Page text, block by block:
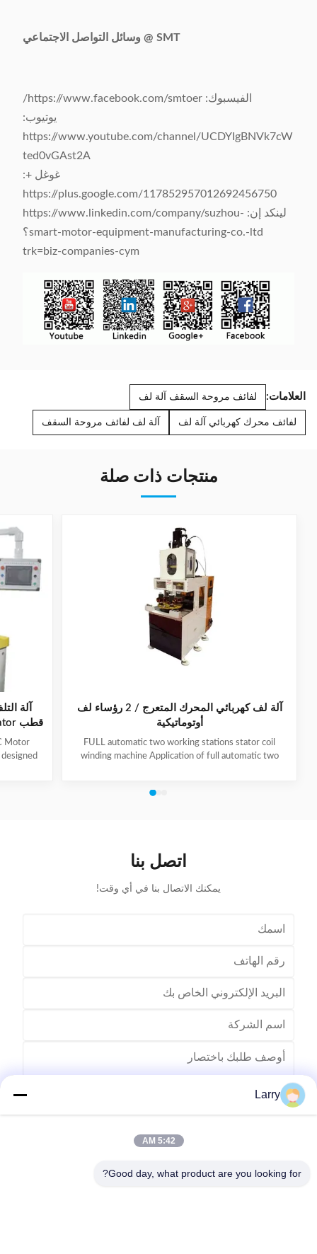
SMT @ وسائل التواصل الاجتماعي
الفيسبوك: https://www.facebook.com/smtoer/
يوتيوب:
https://www.youtube.com/channel/UCDYIgBNVk7cW
ted0vGAst2A
غوغل +:
https://plus.google.com/117852957012692456750
لينكد إن: https://www.linkedin.com/company/suzhou-
smart-motor-equipment-manufacturing-co.-ltd؟
trk=biz-companies-cym
العلامات: لفائف مروحة السقف آلة لف
لفائف محرك كهربائي آلة لف آلة لف لفائف مروحة السقف
منتجات ذات صلة
آلة لف كهربائي المحرك المتعرج / 2 رؤساء لف
أوتوماتيكية
FULL automatic two working stations stator coil
winding machine Application of full automatic two
poles, 4 poles and 6poles coils winding. 1. Main
Winding speed ≤2500RPM Max stator OD 160mm
Motor
اتصل بنا
يمكنك الاتصال بنا في أي وقت!
يرسل
Larry
5:42 AM
Good day, what product are you looking for?